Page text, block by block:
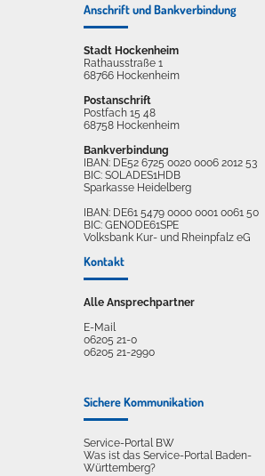
Anschrift und Bankverbindung
Stadt Hockenheim
Rathausstraße 1
68766 Hockenheim
Postanschrift
Postfach 15 48
68758 Hockenheim
Bankverbindung
IBAN: DE52 6725 0020 0006 2012 53
BIC: SOLADES1HDB
Sparkasse Heidelberg
IBAN: DE61 5479 0000 0001 0061 50
BIC: GENODE61SPE
Volksbank Kur- und Rheinpfalz eG
Kontakt
Alle Ansprechpartner
E-Mail
06205 21-0
06205 21-2990
Sichere Kommunikation
Service-Portal BW
Was ist das Service-Portal Baden-
Württemberg?